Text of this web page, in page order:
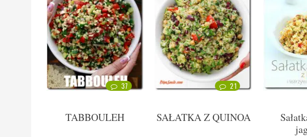
37
TABBOULEH
21
SAŁATKA Z QUINOA